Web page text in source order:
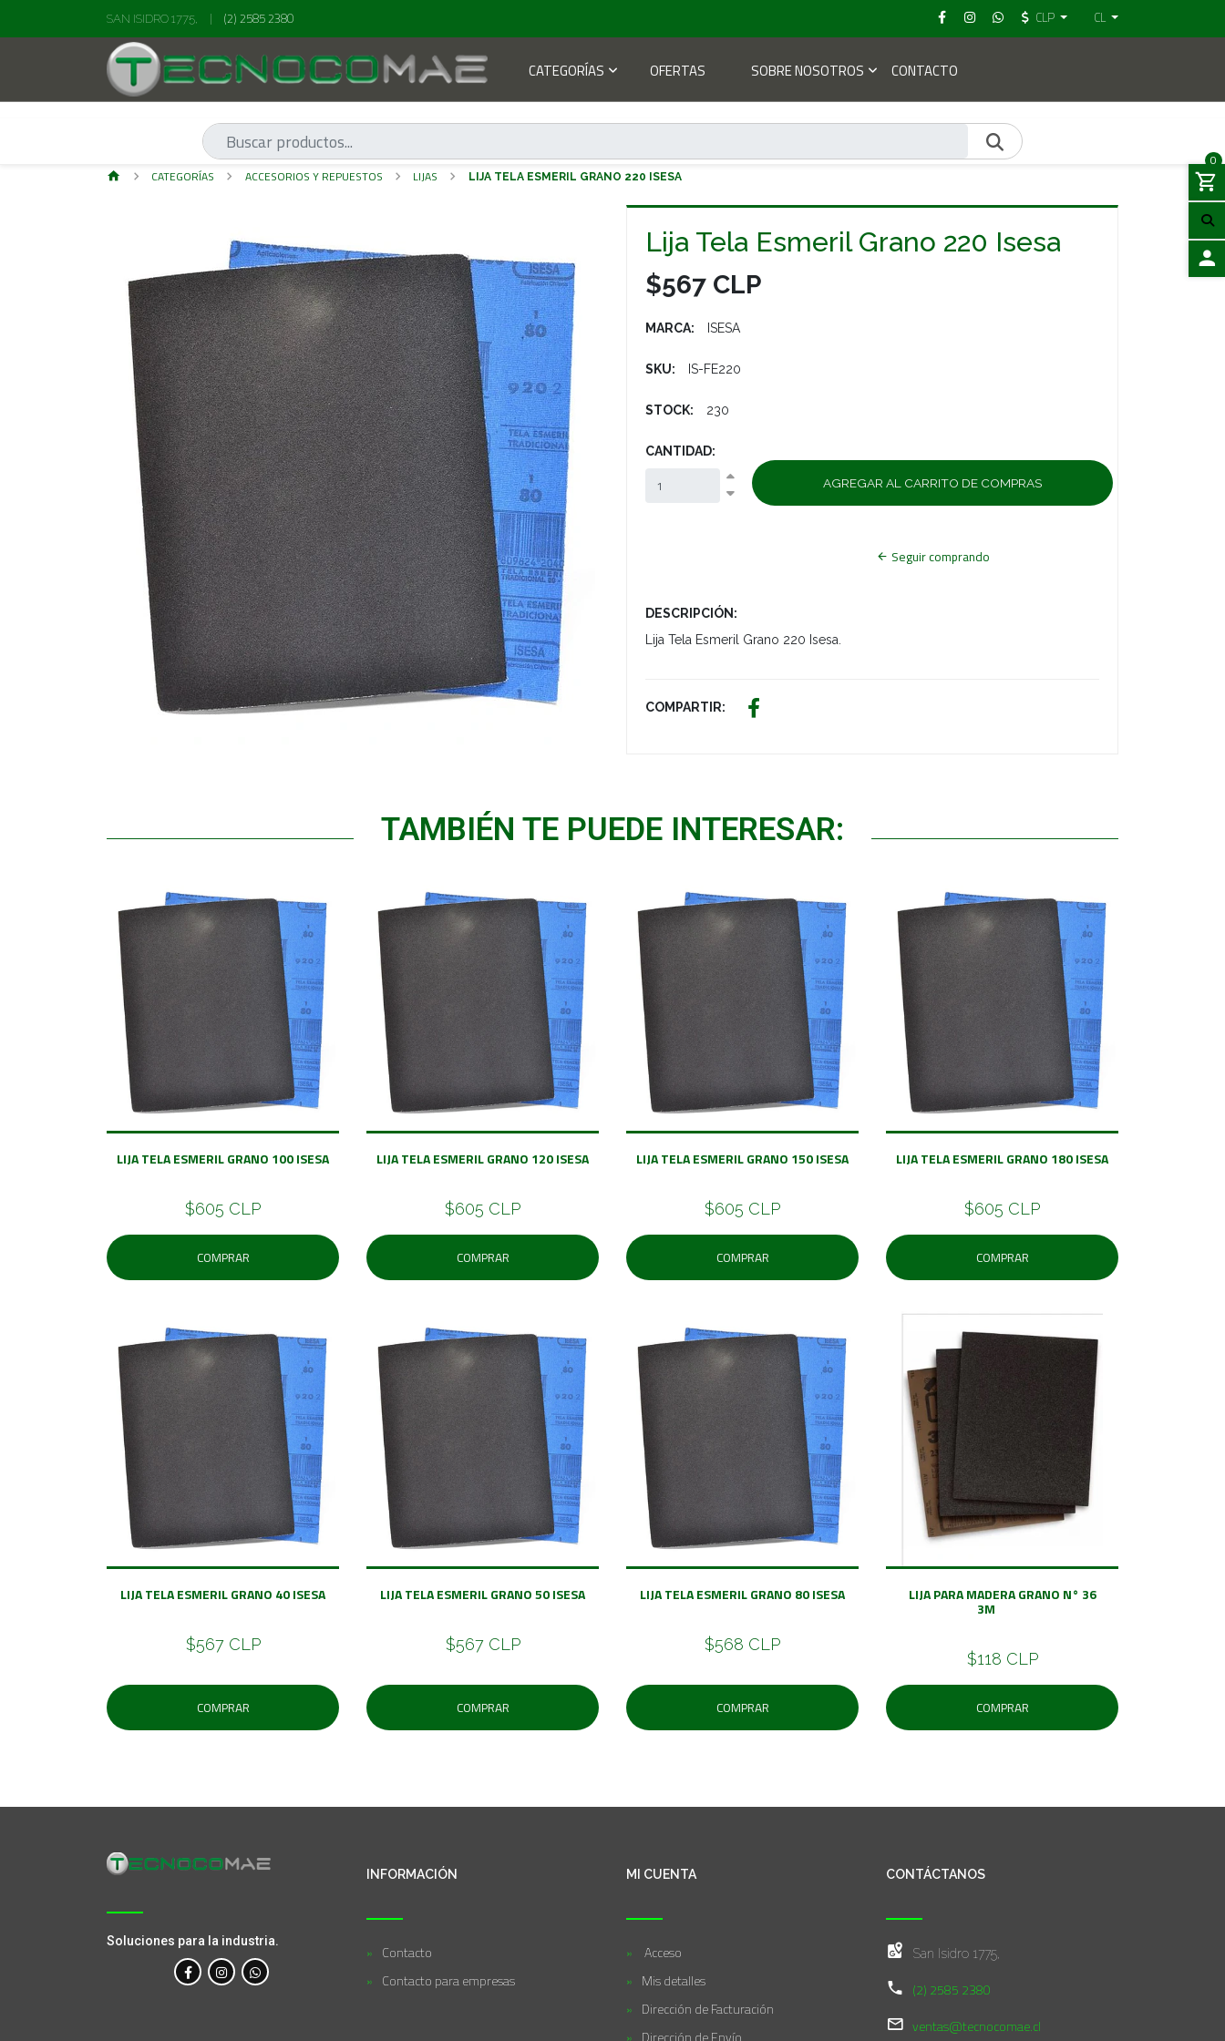
SAN ISIDRO 1775, (2) 2585 2380 CLP CL
CATEGORÍAS OFERTAS SOBRE NOSOTROS CONTACTO
0
CATEGORÍAS ACCESORIOS Y REPUESTOS LIJAS LIJA TELA ESMERIL GRANO 220 ISESA
Lija Tela Esmeril Grano 220 Isesa
$567 CLP
MARCA: ISESA
SKU: IS-FE220
STOCK: 230
CANTIDAD:
Seguir comprando
DESCRIPCIÓN:
Lija Tela Esmeril Grano 220 Isesa.
COMPARTIR:
TAMBIÉN TE PUEDE INTERESAR:
LIJA TELA ESMERIL GRANO 100 ISESA
$605 CLP
COMPRAR
LIJA TELA ESMERIL GRANO 120 ISESA
$605 CLP
COMPRAR
LIJA TELA ESMERIL GRANO 150 ISESA
$605 CLP
COMPRAR
LIJA TELA ESMERIL GRANO 180 ISESA
$605 CLP
COMPRAR
LIJA TELA ESMERIL GRANO 40 ISESA
$567 CLP
COMPRAR
LIJA TELA ESMERIL GRANO 50 ISESA
$567 CLP
COMPRAR
LIJA TELA ESMERIL GRANO 80 ISESA
$568 CLP
COMPRAR
LIJA PARA MADERA GRANO N° 36
3M
$118 CLP
COMPRAR
Soluciones para la industria.
INFORMACIÓN
Contacto
Contacto para empresas
MI CUENTA
Acceso
Mis detalles
Dirección de Facturación
Dirección de Envío
CONTÁCTANOS
San Isidro 1775,
(2) 2585 2380
ventas@tecnocomae.cl